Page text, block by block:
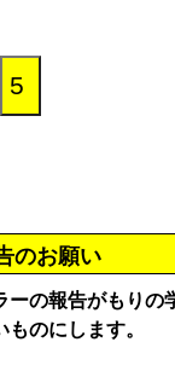
のお願い
ーの報告がもりの
のにします。